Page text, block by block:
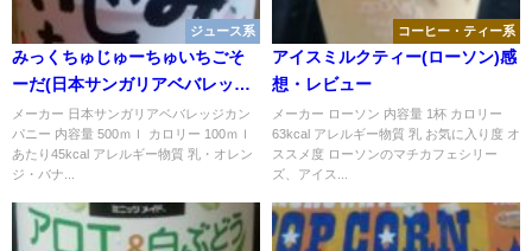
ジュース系
みっくちゅじゅーちゅいちごそ
ーだ(日本サンガリアベバレッジ
カンパニー)感想・レビュー
メーカー 日本サンガリアベバレッジカン
パニー 内容量 500ｍｌ カロリー 100ｍｌ
あたり45kcal アレルギー物質 乳・オレン
ジ・バナ...
コーヒー・ティー系
アイスミルクティー(ローソン)感
想・レビュー
メーカー ローソン 内容量 1杯 カロリー
63kcal アレルギー物質 乳 お気に入り度 オ
ススメ度 ローソンのマチカフェシリー
ズ、アイス...